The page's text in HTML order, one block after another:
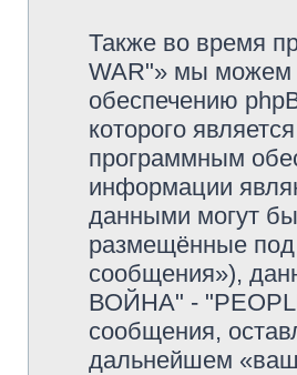
Также во время
WAR"» мы можем
обеспечению
которого
программным
информации
данными могут
размещённые
сообщения»),
ВОЙНА" -
сообщения,
дальнейшем